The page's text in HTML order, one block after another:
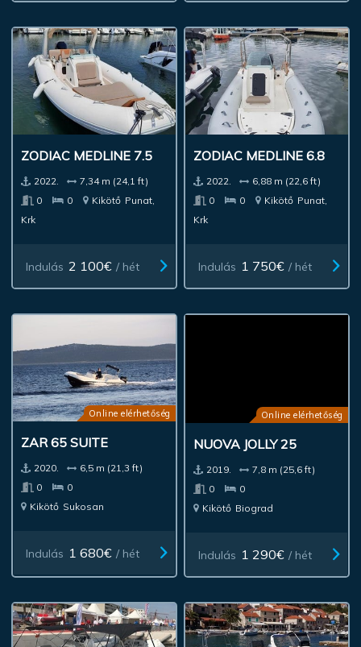
ZODIAC MEDLINE 7.5
2022.
7,34 m (24,1 ft)
0
0 Kikötő Punat,
Krk
Indulás 2 100€ / hét
ZODIAC MEDLINE 6.8
2022.
6,88 m (22,6 ft)
0
0 Kikötő Punat,
Krk
Indulás 1 750€ / hét
Online elérhetőség
ZAR 65 SUITE
2020.
6,5 m (21,3 ft)
0
0
Kikötő Sukosan
Indulás 1 680€ / hét
Online elérhetőség
NUOVA JOLLY 25
2019.
7,8 m (25,6 ft)
0
0
Kikötő Biograd
Indulás 1 290€ / hét